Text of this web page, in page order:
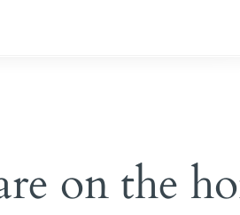
on the